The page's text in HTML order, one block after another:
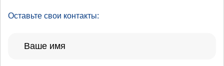
Оставьте свои контакты: